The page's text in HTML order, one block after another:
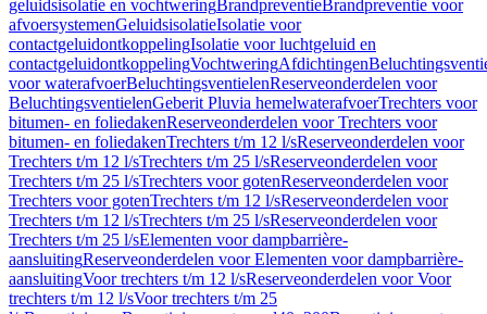
geluidsisolatie en vochtweringBrandpreventieBrandpreventie voor
afvoersystemenGeluidsisolatieIsolatie voor
contactgeluidontkoppelingIsolatie voor luchtgeluid en
contactgeluidontkoppelingVochtweringAfdichtingen
voor waterafvoerBeluchtingsventielenReserveonderdelen voor
BeluchtingsventielenGeberit Pluvia hemelwaterafvoerTrechters voor
bitumen- en foliedakenReserveonderdelen voor Trechters voor
bitumen- en foliedakenTrechters t/m 12 l/sReserveonderdelen voor
Trechters t/m 12 l/sTrechters t/m 25 l/sReserveonderdelen voor
Trechters t/m 25 l/sTrechters voor gotenReserveonderdelen voor
Trechters voor gotenTrechters t/m 12 l/sReserveonderdelen voor
Trechters t/m 12 l/sTrechters t/m 25 l/sReserveonderdelen voor
Trechters t/m 25 l/sElementen voor dampbarrière-
aansluitingReserveonderdelen voor Elementen voor dampbarrière-
aansluitingVoor trechters t/m 12 l/sReserveonderdelen voor Voor
trechters t/m 12 l/sVoor trechters t/m 25